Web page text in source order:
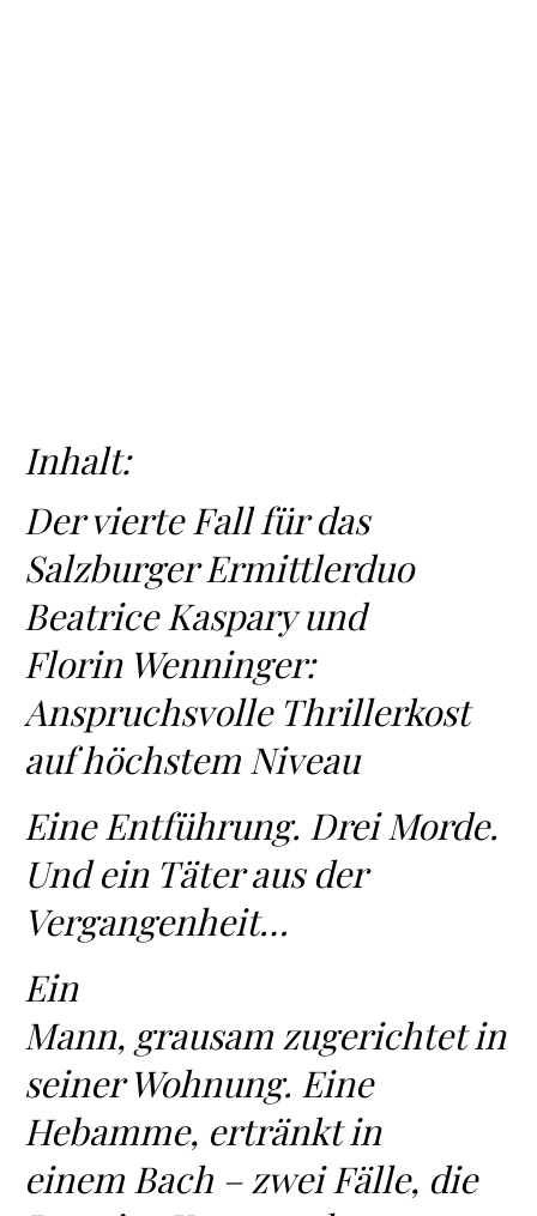
Inhalt:
Der vierte Fall für das
Salzburger Ermittlerduo
Beatrice Kaspary und
Florin Wenninger:
Anspruchsvolle Thrillerkost
auf höchstem Niveau
Eine Entführung. Drei Morde.
Und ein Täter aus der
Vergangenheit…
Ein
Mann, grausam zugerichtet in
seiner Wohnung. Eine
Hebamme, ertränkt in
einem Bach – zwei Fälle, die